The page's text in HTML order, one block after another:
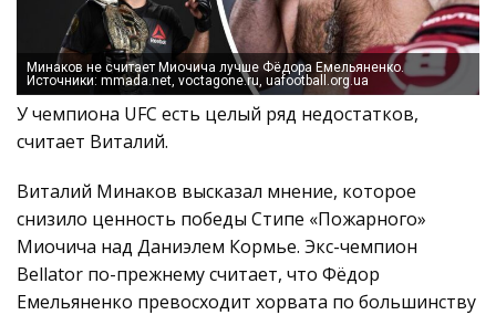
Минаков не считает Миочича лучше Фёдора Емельяненко.
Источники: mmada.net, voctagone.ru, uafootball.org.ua
У чемпиона UFC есть целый ряд недостатков,
считает Виталий.
Виталий Минаков высказал мнение, которое
снизило ценность победы Стипе «Пожарного»
Миочича над Даниэлем Кормье. Экс-чемпион
Bellator по-прежнему считает, что Фёдор
Емельяненко превосходит хорвата по большинству